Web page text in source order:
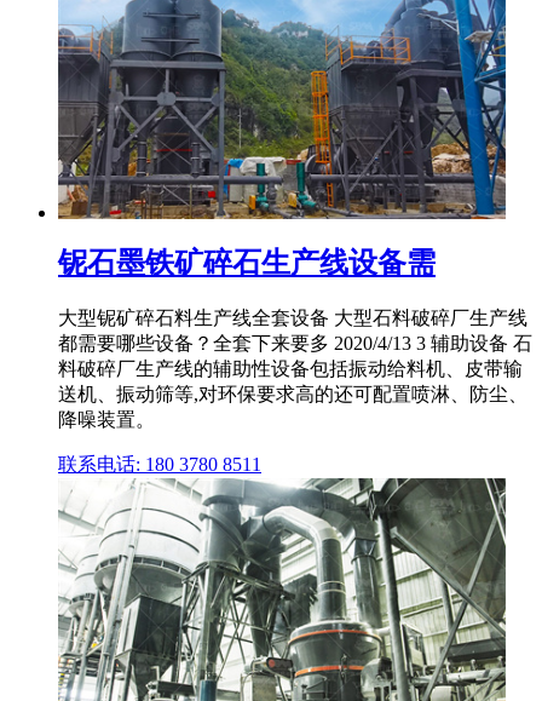
铌石墨铁矿碎石生产线设备需
大型铌矿碎石料生产线全套设备 大型石料破碎厂生产线
都需要哪些设备？全套下来要多 2020/4/13 3 辅助设备 石
料破碎厂生产线的辅助性设备包括振动给料机、皮带输
送机、振动筛等,对环保要求高的还可配置喷淋、防尘、
降噪装置。
联系电话: 180 3780 8511